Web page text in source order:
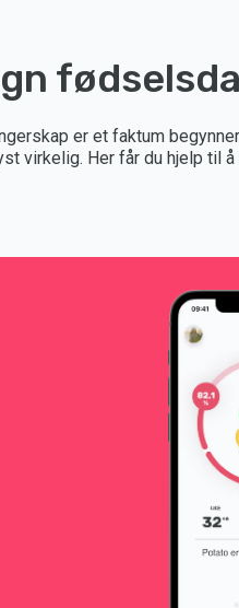
er et faktum
virkelig. Her får du hjelp til